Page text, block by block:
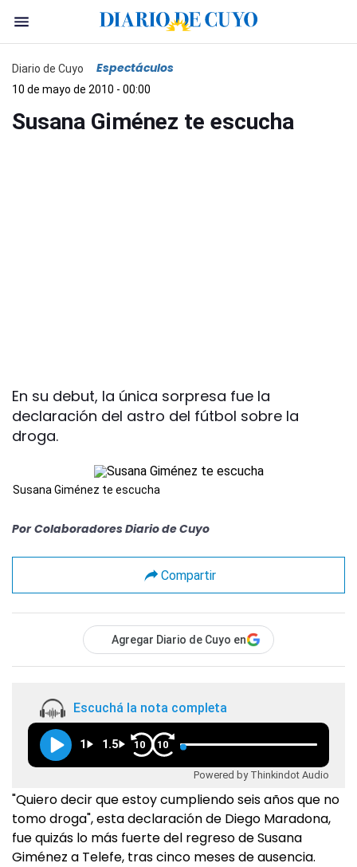
Diario de Cuyo Espectáculos
10 de mayo de 2010 - 00:00
Susana Giménez te escucha
En su debut, la única sorpresa fue la
declaración del astro del fútbol sobre la
droga.
Susana Giménez te escucha
Por Colaboradores Diario de Cuyo
Compartir
Agregar Diario de Cuyo en
Escuchá la nota completa
1 1.5 10 10
Powered by Thinkindot Audio
"Quiero decir que estoy cumpliendo seis años que no
tomo droga", esta declaración de Diego Maradona,
fue quizás lo más fuerte del regreso de Susana
Giménez a Telefe, tras cinco meses de ausencia.